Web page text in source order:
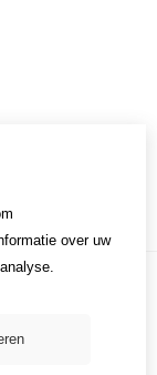
over uw